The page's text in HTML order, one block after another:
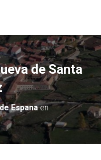
de Santa
Espanaen